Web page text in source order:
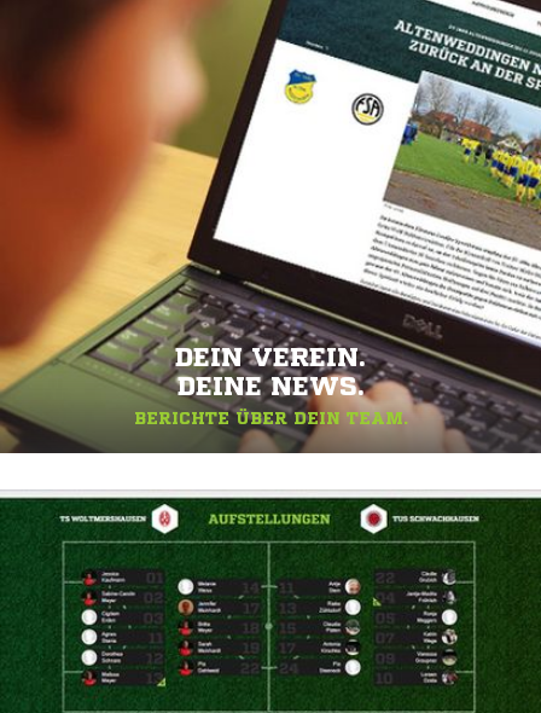
DEIN VEREIN.
DEINE NEWS.
BERICHTE ÜBER DEIN TEAM.